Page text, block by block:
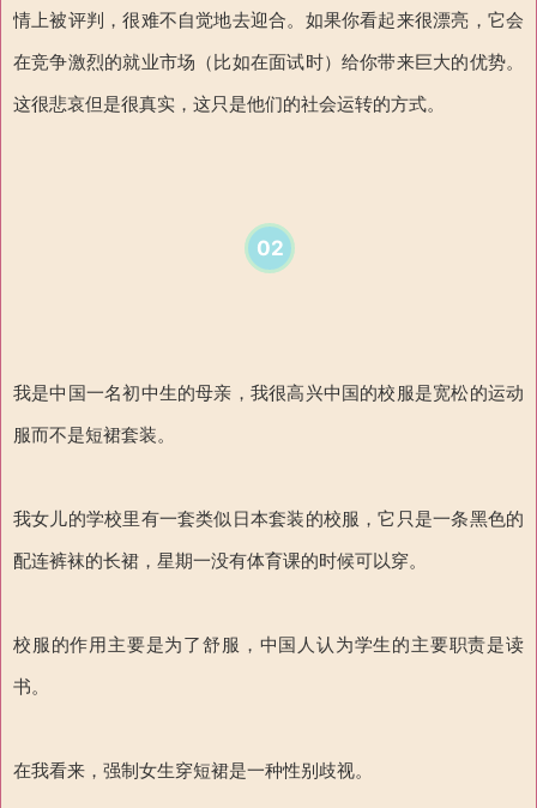
情上被评判，很难不自觉地去迎合。如果你看起来很漂亮，它会
在竞争激烈的就业市场（比如在面试时） 给你带来巨大的优势。
这很悲哀但是很真实，这只是他们的社会运转的方式。
02
我是中国一名初中生的母亲，我很高兴中国的校服是宽松的运动
服而不是短裙套装。
我女儿的学校里有一套类似日本套装的校服，它只是一条黑色的
配连裤袜的长裙，星期一没有体育课的时候可以穿。
校服的作用主要是为了舒服，中国人认为学生的主要职责是读
书。
在我看来，强制女生穿短裙是一种性别歧视。